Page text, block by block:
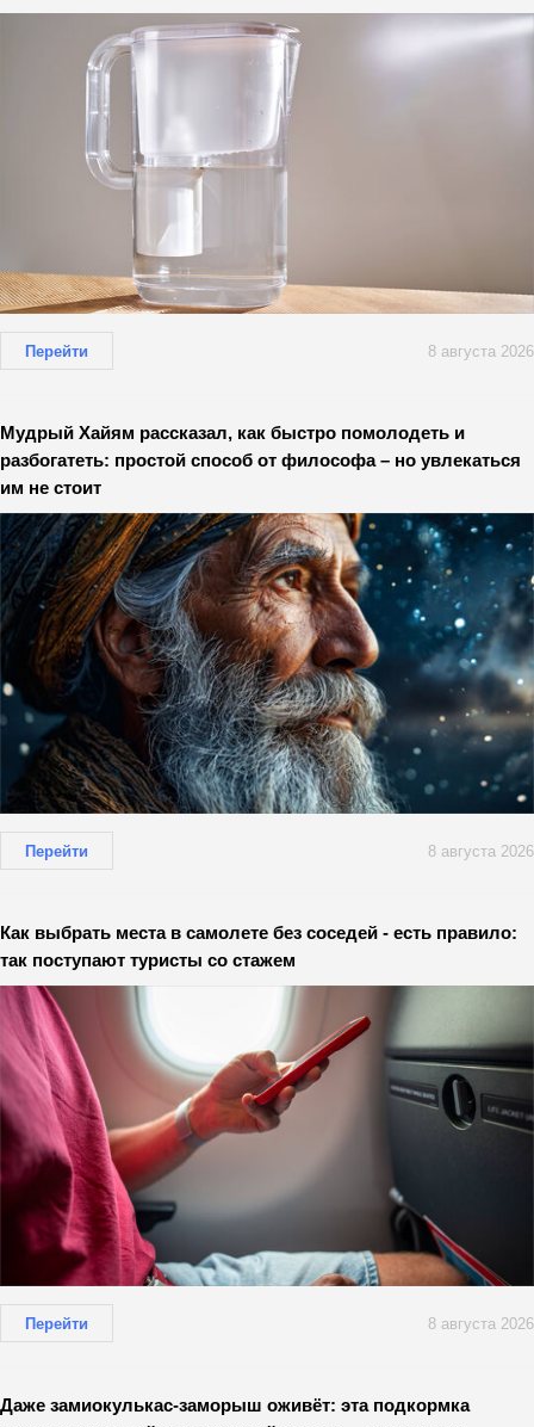
Перейти 8 августа 2026
Мудрый Хайям рассказал, как быстро помолодеть и
разбогатеть: простой способ от философа – но увлекаться
им не стоит
Перейти 8 августа 2026
Как выбрать места в самолете без соседей - есть правило:
так поступают туристы со стажем
Перейти 8 августа 2026
Даже замиокулькас-заморыш оживёт: эта подкормка